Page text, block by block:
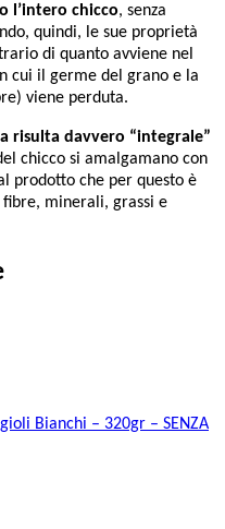
l’intero chicco, senza
quindi, le sue proprietà
di quanto avviene nel
cui il germe del grano e la
viene perduta.
risulta davvero “integrale”
chicco si amalgamano con
prodotto che per questo è
minerali, grassi e